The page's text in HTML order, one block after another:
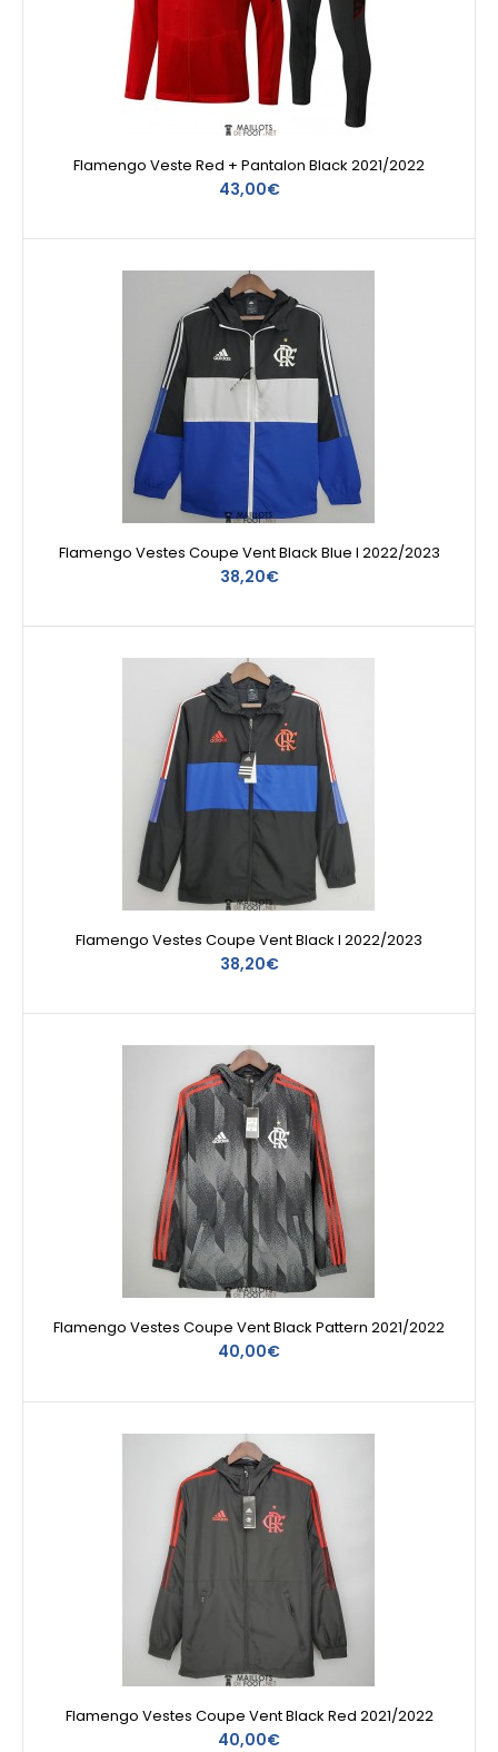
Flamengo Veste Red + Pantalon Black 2021/2022
43,00€
Flamengo Vestes Coupe Vent Black Blue I 2022/2023
38,20€
Flamengo Vestes Coupe Vent Black I 2022/2023
38,20€
Flamengo Vestes Coupe Vent Black Pattern 2021/2022
40,00€
Flamengo Vestes Coupe Vent Black Red 2021/2022
40,00€